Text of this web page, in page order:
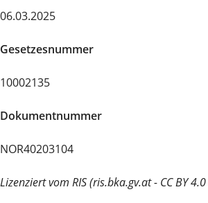
06.03.2025
Gesetzesnummer
10002135
Dokumentnummer
NOR40203104
Lizenziert vom RIS (ris.bka.gv.at - CC BY 4.0